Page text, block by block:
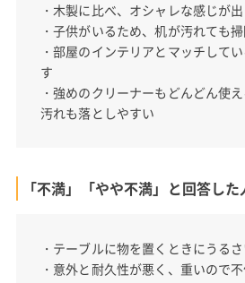
・木製に比べ、オシャレな感じが
・子供がいるため、机が汚れても
・部屋のインテリアとマッチして
す
・強めのクリーナーもどんどん使
汚れも落としやすい
「不満」「やや不満」と回答し
・テーブルに物を置くときにうる
・意外と耐久性が悪く、重いので